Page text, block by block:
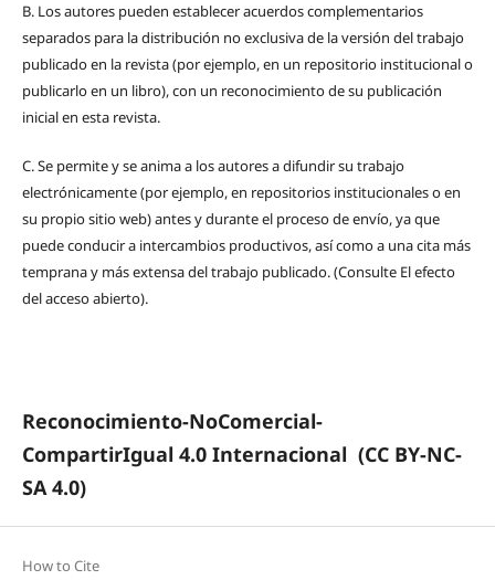
B. Los autores pueden establecer acuerdos complementarios
separados para la distribución no exclusiva de la versión del trabajo
publicado en la revista (por ejemplo, en un repositorio institucional o
publicarlo en un libro), con un reconocimiento de su publicación
inicial en esta revista.
C.Se permite y se anima a los autores a difundir su trabajo
electrónicamente (por ejemplo, en repositorios institucionales o en
su propio sitio web) antes y durante el proceso de envío, ya que
puede conducir a intercambios productivos, así como a una cita más
temprana y más extensa del trabajo publicado. (Consulte El efecto
del acceso abierto).
Reconocimiento-NoComercial-
CompartirIgual 4.0 Internacional (CC BY-NC-
SA 4.0)
How to Cite